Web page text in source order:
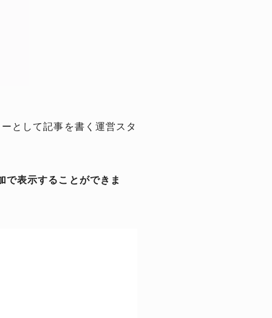
として記事を書く運営スタ
で表示することができま